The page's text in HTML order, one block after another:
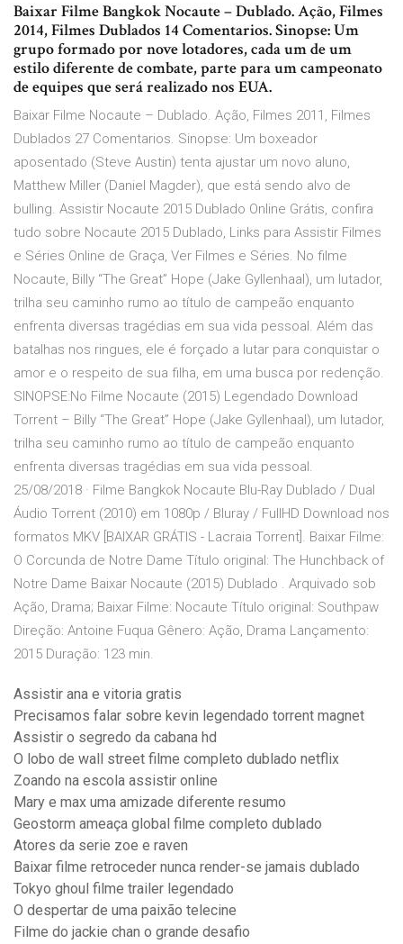
Baixar Filme Bangkok Nocaute – Dublado. Ação, Filmes
2014, Filmes Dublados 14 Comentarios. Sinopse: Um
grupo formado por nove lotadores, cada um de um
estilo diferente de combate, parte para um campeonato
de equipes que será realizado nos EUA.
Baixar Filme Nocaute – Dublado. Ação, Filmes 2011, Filmes
Dublados 27 Comentarios. Sinopse: Um boxeador
aposentado (Steve Austin) tenta ajustar um novo aluno,
Matthew Miller (Daniel Magder), que está sendo alvo de
bulling. Assistir Nocaute 2015 Dublado Online Grátis, confira
tudo sobre Nocaute 2015 Dublado, Links para Assistir Filmes
e Séries Online de Graça, Ver Filmes e Séries. No filme
Nocaute, Billy “The Great” Hope (Jake Gyllenhaal), um lutador,
trilha seu caminho rumo ao título de campeão enquanto
enfrenta diversas tragédias em sua vida pessoal. Além das
batalhas nos ringues, ele é forçado a lutar para conquistar o
amor e o respeito de sua filha, em uma busca por redenção.
SINOPSE:No Filme Nocaute (2015) Legendado Download
Torrent – Billy “The Great” Hope (Jake Gyllenhaal), um lutador,
trilha seu caminho rumo ao título de campeão enquanto
enfrenta diversas tragédias em sua vida pessoal.
25/08/2018 · Filme Bangkok Nocaute Blu-Ray Dublado / Dual
Áudio Torrent (2010) em 1080p / Bluray / FullHD Download nos
formatos MKV [BAIXAR GRÁTIS - Lacraia Torrent]. Baixar Filme:
O Corcunda de Notre Dame Título original: The Hunchback of
Notre Dame Baixar Nocaute (2015) Dublado . Arquivado sob
Ação, Drama; Baixar Filme: Nocaute Título original: Southpaw
Direção: Antoine Fuqua Gênero: Ação, Drama Lançamento:
2015 Duração: 123 min.
Assistir ana e vitoria gratis
Precisamos falar sobre kevin legendado torrent magnet
Assistir o segredo da cabana hd
O lobo de wall street filme completo dublado netflix
Zoando na escola assistir online
Mary e max uma amizade diferente resumo
Geostorm ameaça global filme completo dublado
Atores da serie zoe e raven
Baixar filme retroceder nunca render-se jamais dublado
Tokyo ghoul filme trailer legendado
O despertar de uma paixão telecine
Filme do jackie chan o grande desafio